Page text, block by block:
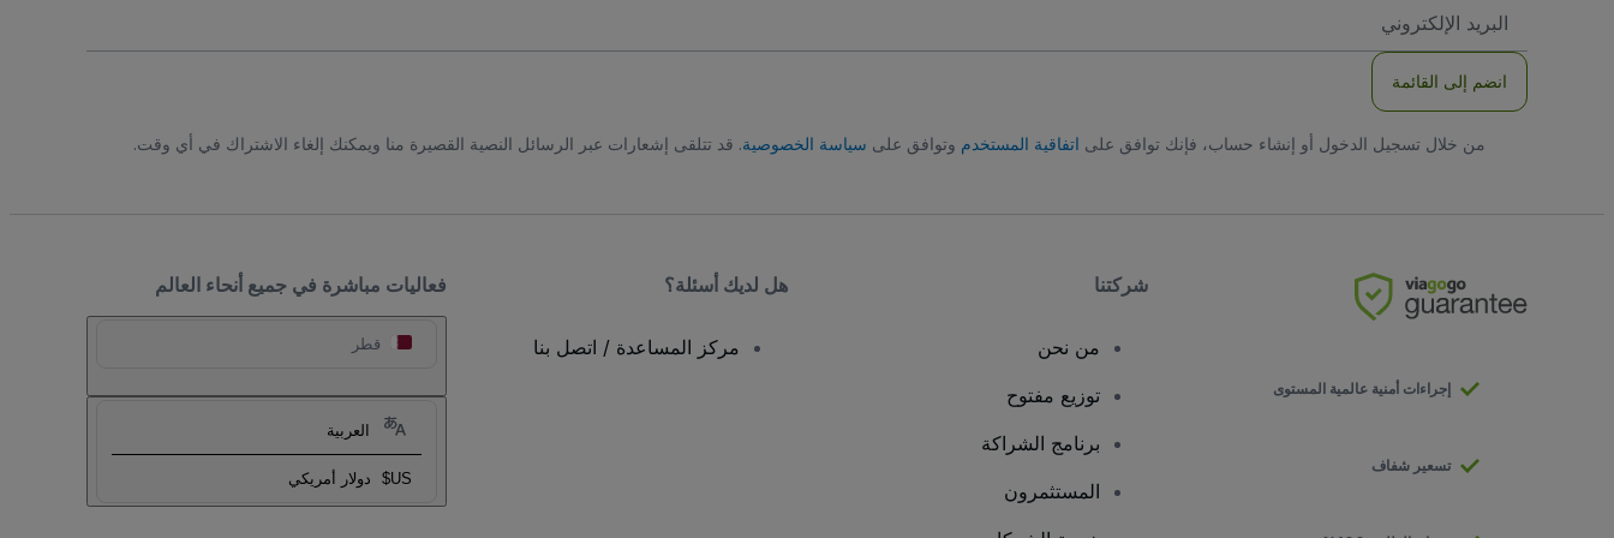
الاكتروني
انضم إلى القائمة
من خلال تسجيل الدخول أو إنشاء حساب، فإنك توافق على اتفاقية المستخدم وتوافق على سياسة الخصوصية. قد تتلقى إشعارات عبر الرسائل النصية القصيرة منا ويمكنك إلغاء الاشتراك في أي وقت.
فعاليات مباشرة في جميع أنحاء العالم
قطر
العربية
US$ دولار أمريكي
إجراءات أمنية عالمية المستوى
تسعير شفاف
شركتنا
من نحن
توزيع مفتوح
برنامج الشراكة
المستثمرون
هل لديك أسئلة؟
مركز المساعدة / اتصل بنا